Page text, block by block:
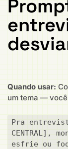
Quando usar:
um tema —
Pra
CENTRAL],
esfrie ou